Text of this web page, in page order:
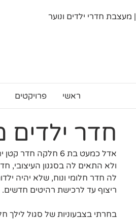
| מעצבת חדרי ילדים ונוער
ראשי פרויקטים
חדר ילדים
אדל כמעט בת 6
ולא התאים לה בסגנון
לה חדר חלומי ונוח, שלא יהיה
ריצוף עד לרכישת רהיטים חדשים.
בחרתי בצבעוניות של סגול לילך